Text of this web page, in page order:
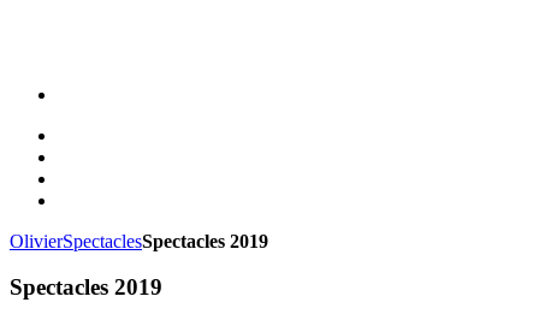
OlivierSpectaclesSpectacles 2019
Spectacles 2019